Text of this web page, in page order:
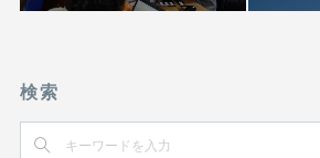
検索